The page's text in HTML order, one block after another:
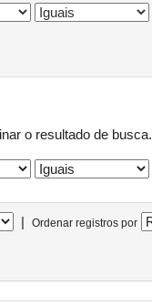
o resultado de busca.
| Ordenar registros por